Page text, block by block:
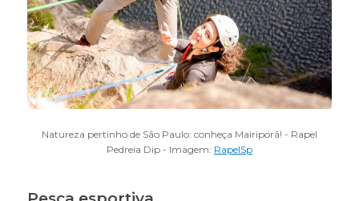
Natureza pertinho de São Paulo: conheça Mairiporã! - Rapel
Pedreia Dip - Imagem: RapelSp